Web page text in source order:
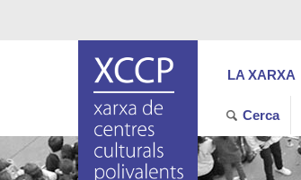
LA XARXA
Cerca